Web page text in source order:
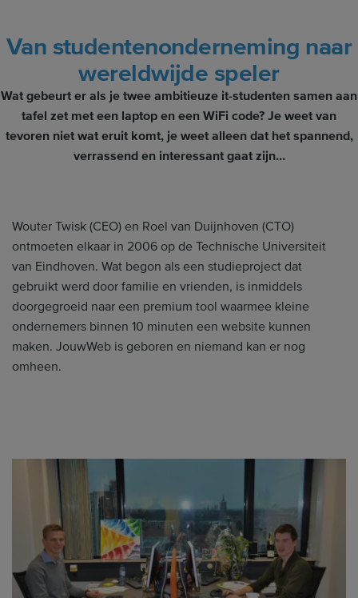
Van studentenonderneming naar
wereldwijde speler
Wat gebeurt er als je twee ambitieuze it-studenten samen aan
tafel zet met een laptop en een WiFi code? Je weet van
tevoren niet wat eruit komt, je weet alleen dat het spannend,
verrassend en interessant gaat zijn…
Wouter Twisk (CEO) en Roel van Duijnhoven (CTO)
ontmoeten elkaar in 2006 op de Technische Universiteit
van Eindhoven. Wat begon als een studieproject dat
gebruikt werd door familie en vrienden, is inmiddels
doorgegroeid naar een premium tool waarmee kleine
ondernemers binnen 10 minuten een website kunnen
maken. JouwWeb is geboren en niemand kan er nog
omheen.